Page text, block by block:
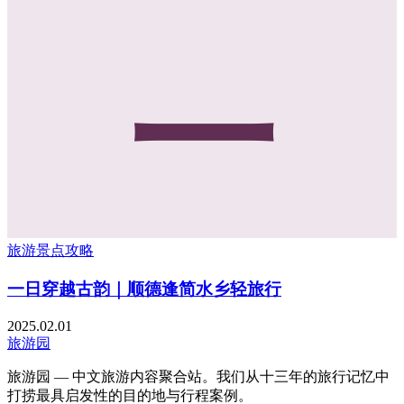
一
旅游景点攻略
一日穿越古韵｜顺德逢简水乡轻旅行
2025.02.01
旅游园
旅游园 — 中文旅游内容聚合站。我们从十三年的旅行记忆中
打捞最具启发性的目的地与行程案例。